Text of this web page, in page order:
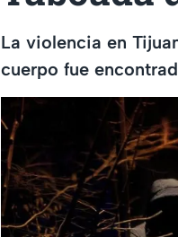
La violencia en
cuerpo fue